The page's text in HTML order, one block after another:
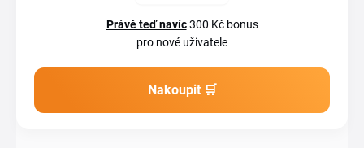
Právě teď navíc300 Kč bonus
pro nové uživatele
Nakoupit 🛒